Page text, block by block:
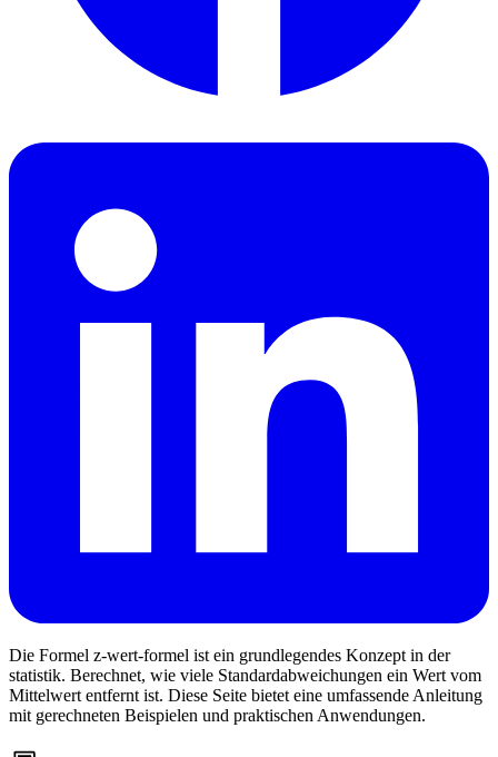
Die Formel z-wert-formel ist ein grundlegendes Konzept in der
statistik. Berechnet, wie viele Standardabweichungen ein Wert vom
Mittelwert entfernt ist. Diese Seite bietet eine umfassende Anleitung
mit gerechneten Beispielen und praktischen Anwendungen.